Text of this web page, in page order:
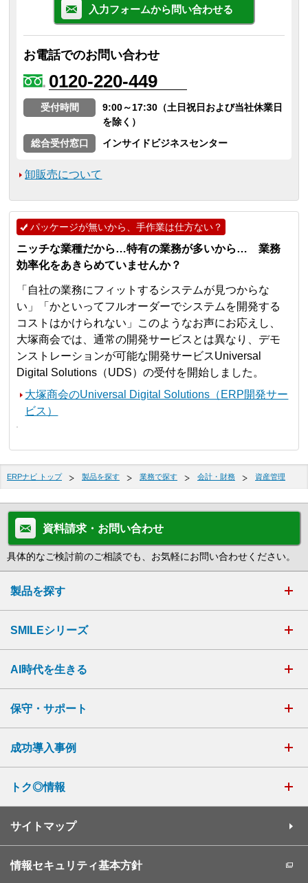
入力フォームから問い合わせる
お電話でのお問い合わせ
0120-220-449
受付時間
9:00～17:30（土日祝日および当社休業日
を除く）
総合受付窓口
インサイドビジネスセンター
卸販売について
パッケージが無いから、手作業は仕方ない？
ニッチな業種だから…特有の業務が多いから… 業務
効率化をあきらめていませんか？
「自社の業務にフィットするシステムが見つからな
い」「かといってフルオーダーでシステムを開発する
コストはかけられない」このようなお声にお応えし、
大塚商会では、通常の開発サービスとは異なり、デモ
ンストレーションが可能な開発サービスUniversal
Digital Solutions（UDS）の受付を開始しました。
大塚商会のUniversal Digital Solutions（ERP開発サー
ビス）
ERPナビ トップ 製品を探す 業務で探す 会計・財務 資産管理
資料請求・お問い合わせ
具体的なご検討前のご相談でも、お気軽にお問い合わせください。
製品を探す
SMILEシリーズ
AI時代を生きる
保守・サポート
成功導入事例
トク◎情報
サイトマップ
情報セキュリティ基本方針